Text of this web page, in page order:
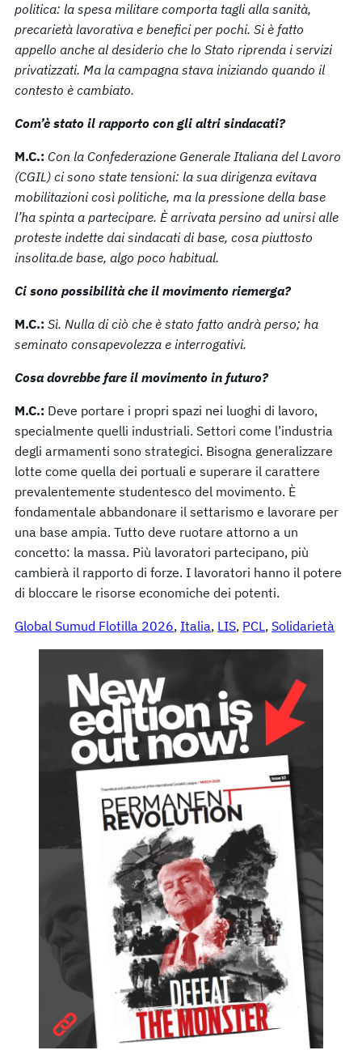
politica: la spesa militare comporta tagli alla sanità,
precarietà lavorativa e benefici per pochi. Si è fatto
appello anche al desiderio che lo Stato riprenda i servizi
privatizzati. Ma la campagna stava iniziando quando il
contesto è cambiato.
Com’è stato il rapporto con gli altri sindacati?
M.C.: Con la Confederazione Generale Italiana del Lavoro
(CGIL) ci sono state tensioni: la sua dirigenza evitava
mobilitazioni così politiche, ma la pressione della base
l’ha spinta a partecipare. È arrivata persino ad unirsi alle
proteste indette dai sindacati di base, cosa piuttosto
insolita.de base, algo poco habitual.
Ci sono possibilità che il movimento riemerga?
M.C.: Sì. Nulla di ciò che è stato fatto andrà perso; ha
seminato consapevolezza e interrogativi.
Cosa dovrebbe fare il movimento in futuro?
M.C.: Deve portare i propri spazi nei luoghi di lavoro,
specialmente quelli industriali. Settori come l’industria
degli armamenti sono strategici. Bisogna generalizzare
lotte come quella dei portuali e superare il carattere
prevalentemente studentesco del movimento. È
fondamentale abbandonare il settarismo e lavorare per
una base ampia. Tutto deve ruotare attorno a un
concetto: la massa. Più lavoratori partecipano, più
cambierà il rapporto di forze. I lavoratori hanno il potere
di bloccare le risorse economiche dei potenti.
Global Sumud Flotilla 2026, Italia, LIS, PCL, Solidarietà